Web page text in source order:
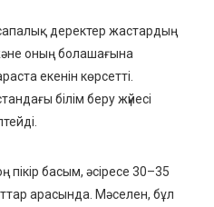
деректер жастардың
оның болашағына
екенін көрсетті.
білім беру жүйесі
басым, әсіресе 30–35
арасында. Мәселен, бұл